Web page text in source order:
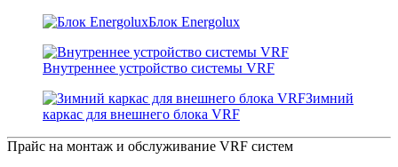
Блок Energolux
Внутреннее устройство системы VRF
Зимний
каркас для внешнего блока VRF
Прайс на монтаж и обслуживание VRF систем